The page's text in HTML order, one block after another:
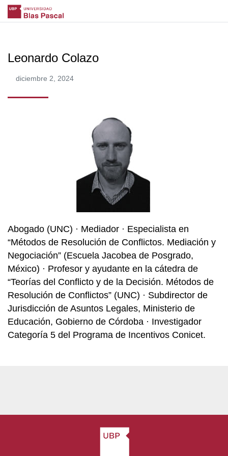
Leonardo Colazo
diciembre 2, 2024
Abogado (UNC) · Mediador · Especialista en
“Métodos de Resolución de Conflictos. Mediación y
Negociación” (Escuela Jacobea de Posgrado,
México) · Profesor y ayudante en la cátedra de
“Teorías del Conflicto y de la Decisión. Métodos de
Resolución de Conflictos” (UNC) · Subdirector de
Jurisdicción de Asuntos Legales, Ministerio de
Educación, Gobierno de Córdoba · Investigador
Categoría 5 del Programa de Incentivos Conicet.